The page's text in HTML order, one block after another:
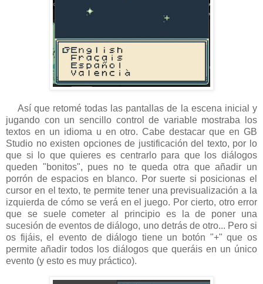
Así que retomé todas las pantallas de la escena inicial y
jugando con un sencillo control de variable mostraba los
textos en un idioma u en otro. Cabe destacar que en GB
Studio no existen opciones de justificación del texto, por lo
que si lo que quieres es centrarlo para que los diálogos
queden "bonitos", pues no te queda otra que añadir un
porrón de espacios en blanco. Por suerte si posicionas el
cursor en el texto, te permite tener una previsualización a la
izquierda de cómo se verá en el juego. Por cierto, otro error
que se suele cometer al principio es la de poner una
sucesión de eventos de diálogo, uno detrás de otro... Pero si
os fijáis, el evento de diálogo tiene un botón "+" que os
permite añadir todos los diálogos que queráis en un único
evento (y esto es muy práctico).